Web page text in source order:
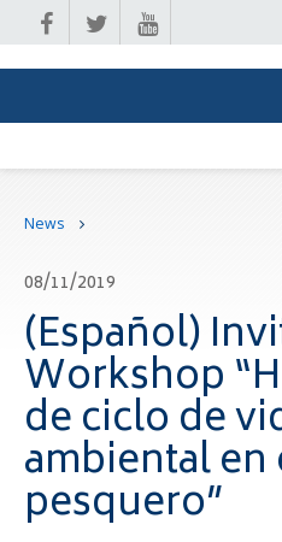
News
08/11/2019
(Español)
Workshop
de ciclo de
ambiental en
pesquero”